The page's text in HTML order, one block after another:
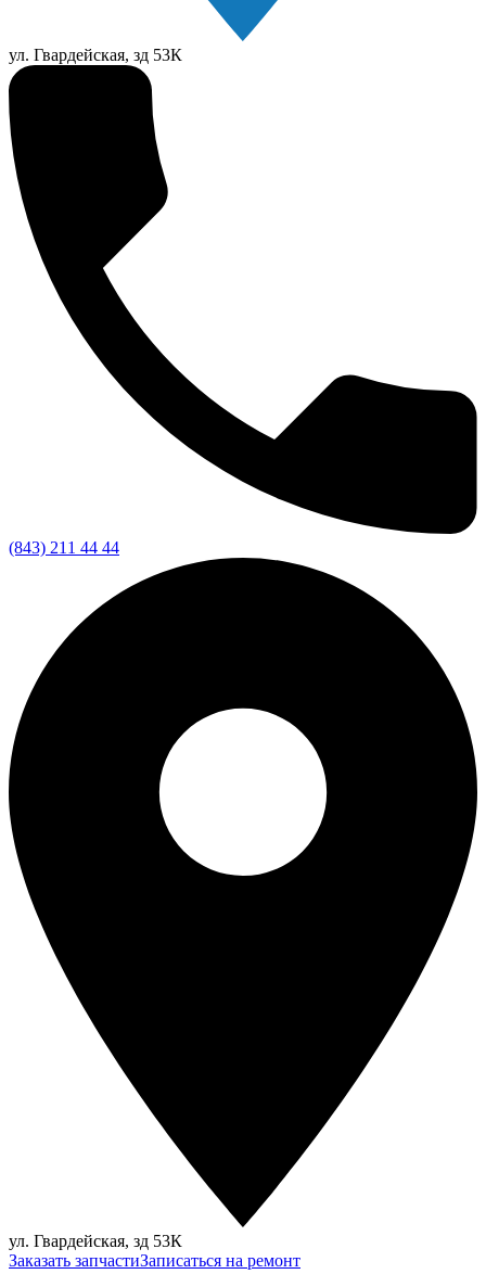
ул. Гвардейская, зд 53К
(843) 211 44 44
ул. Гвардейская, зд 53К
Заказать запчастиЗаписаться на ремонт